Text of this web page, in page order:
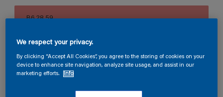
B6.28.59
Verpakkingsgrootte
We respect your privacy.
By clicking “Accept All Cookies”, you agree to the storing of cookies on your
device to enhance site navigation, analyze site usage, and assist in our
marketing efforts.
Info